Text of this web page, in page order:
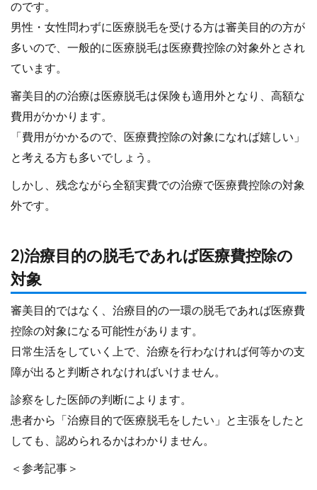
のです。
男性・女性問わずに医療脱毛を受ける方は審美目的の方が
多いので、一般的に医療脱毛は医療費控除の対象外とされ
ています。
審美目的の治療は医療脱毛は保険も適用外となり、高額な
費用がかかります。
「費用がかかるので、医療費控除の対象になれば嬉しい」
と考える方も多いでしょう。
しかし、残念ながら全額実費での治療で医療費控除の対象
外です。
2)治療目的の脱毛であれば医療費控除の
対象
審美目的ではなく、治療目的の一環の脱毛であれば医療費
控除の対象になる可能性があります。
日常生活をしていく上で、治療を行わなければ何等かの支
障が出ると判断されなければいけません。
診察をした医師の判断によります。
患者から「治療目的で医療脱毛をしたい」と主張をしたと
しても、認められるかはわかりません。
＜参考記事＞